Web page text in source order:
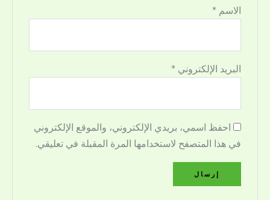
الاسم*
البريد الإلكتروني*
احفظ اسمي، بريدي الإلكتروني، والموقع الإلكتروني
في هذا المتصفح لاستخدامها المرة المقبلة في تعليقي.